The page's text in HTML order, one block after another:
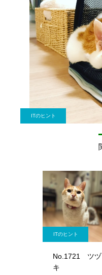
ITのヒント
ITのヒント
No.1721 ツヅ
キ